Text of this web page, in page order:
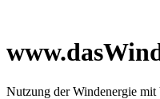
Nutzung der Windenergie